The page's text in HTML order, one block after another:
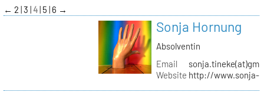
zum
Inhalt
← 2 3 4 5 6 →
Sonja Hornung
Absolventin
Email
Website http://www.sonja-